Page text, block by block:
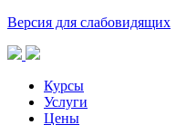
Версия для слабовидящих
Курсы
Услуги
Цены